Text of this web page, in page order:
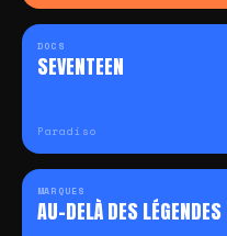
DOCS
SEVENTEEN
Paradiso
MARQUES
AU-DELÀ DES LÉGENDES